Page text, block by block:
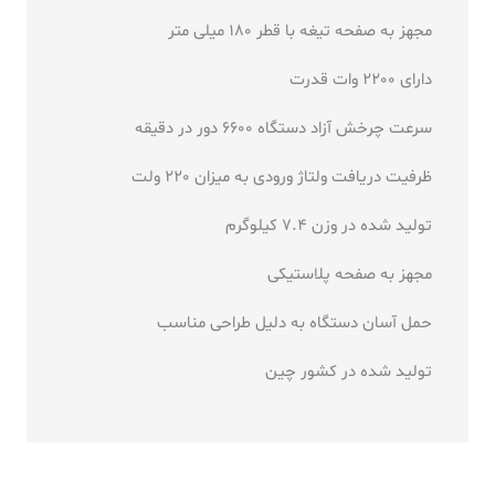
مجهز به صفحه تیغه با قطر 180 میلی متر
دارای 2200 وات قدرت
سرعت چرخش آزاد دستگاه 6600 دور در دقیقه
ظرفیت دریافت ولتاژ ورودی به میزان 220 ولت
تولید شده در وزن 7.4 کیلوگرم
مجهز به صفحه پلاستیکی
حمل آسان دستگاه به دلیل طراحی مناسب
تولید شده در کشور چین